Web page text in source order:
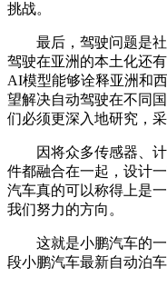
挑战。
最后，驾驶问题是社
驾驶在亚洲的本土化还
AI模型能够诠释亚洲和
望解决自动驾驶在不同
们必须更深入地研究，采
因将众多传感器、计
件都融合在一起，设计
汽车真的可以称得上是
我们努力的方向。
这就是小鹏汽车的一
段小鹏汽车最新自动泊车